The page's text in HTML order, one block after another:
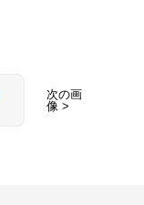
次の画
像 >